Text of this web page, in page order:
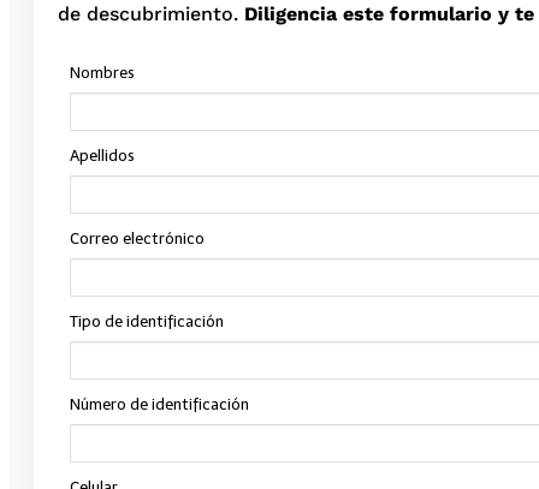
de descubrimiento. Diligencia este formulario y